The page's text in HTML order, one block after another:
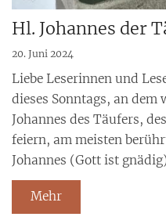
Hl. Johannes der
20. Juni 2024
Liebe Leserinnen und
dieses Sonntags, an dem
Johannes des Täufers,
feiern, am meisten
Johannes (Gott ist
Mehr